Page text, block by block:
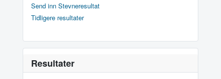
Send inn Stevneresultat
Tidligere resultater
Resultater